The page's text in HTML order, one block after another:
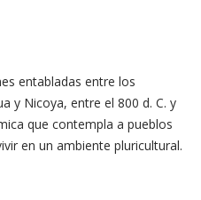
entabladas entre los
y Nicoya, entre el 800 d. C. y
que contempla a pueblos
en un ambiente pluricultural.